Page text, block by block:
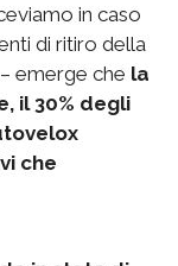
in caso
di ritiro della
emerge che la
il 30% degli
che